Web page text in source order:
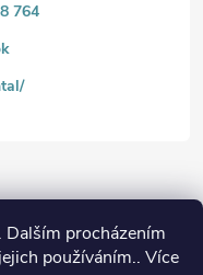
procházením
používáním.. Více
764